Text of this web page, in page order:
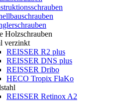
Holzschrauben
verzinkt
REISSER R2 plus
REISSER DNS plus
REISSER Dribo
HECO Tropix FlaKo
REISSER Retinox A2